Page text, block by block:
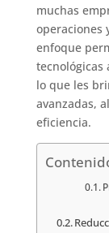
muchas
operaciones
enfoque
tecnológicas
lo que les
avanzadas,
eficiencia.